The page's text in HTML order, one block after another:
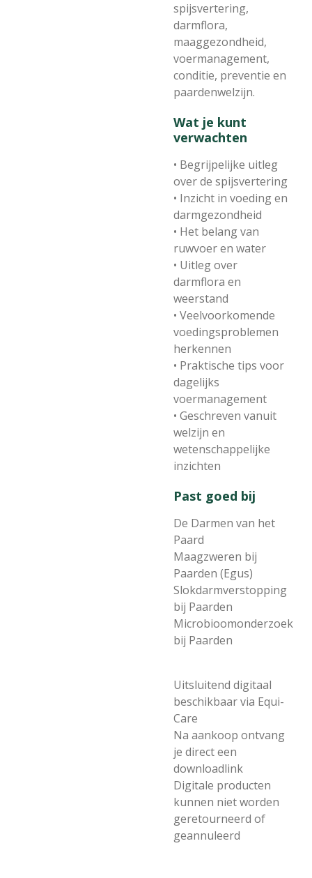
spijsvertering,
darmflora,
maaggezondheid,
voermanagement,
conditie, preventie en
paardenwelzijn.
Wat je kunt
verwachten
• Begrijpelijke uitleg
over de spijsvertering
• Inzicht in voeding en
darmgezondheid
• Het belang van
ruwvoer en water
• Uitleg over
darmflora en
weerstand
• Veelvoorkomende
voedingsproblemen
herkennen
• Praktische tips voor
dagelijks
voermanagement
• Geschreven vanuit
welzijn en
wetenschappelijke
inzichten
Past goed bij
De Darmen van het
Paard
Maagzweren bij
Paarden (Egus)
Slokdarmverstopping
bij Paarden
Microbioomonderzoek
bij Paarden
Uitsluitend digitaal
beschikbaar via Equi-
Care
Na aankoop ontvang
je direct een
downloadlink
Digitale producten
kunnen niet worden
geretourneerd of
geannuleerd